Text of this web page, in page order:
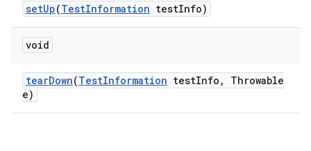
setUp(TestInformation testInfo)
void
tearDown(TestInformation testInfo ,
Throwable
e)